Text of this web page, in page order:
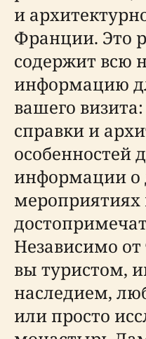
и
Франции. Это
содержит всю
информацию
вашего
справки и
особенностей
информации о
Независимо от
вы туристом,
наследием,
или просто